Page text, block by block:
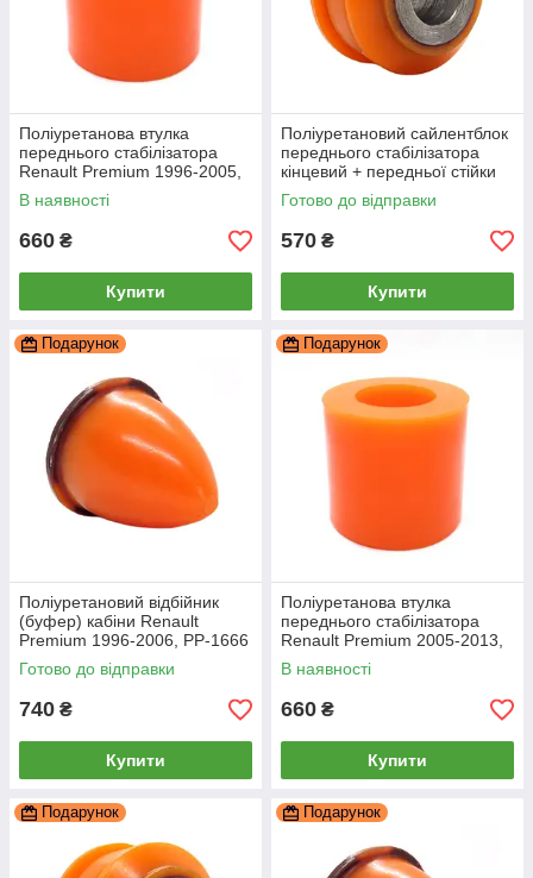
Поліуретанова втулка
переднього стабілізатора
Renault Premium 1996-2005,
PP-1944
В наявності
660 ₴
Купити
Поліуретановий сайлентблок
переднього стабілізатора
кінцевий + передньої стійки
стабілізатора верхній Renault
Premium ,, PP-1609
Готово до відправки
570 ₴
Купити
Подарунок
Поліуретановий відбійник
(буфер) кабіни Renault
Premium 1996-2006, PP-1666
Готово до відправки
740 ₴
Купити
Подарунок
Поліуретанова втулка
переднього стабілізатора
Renault Premium 2005-2013,
PP-1944
В наявності
660 ₴
Купити
Подарунок Подарунок